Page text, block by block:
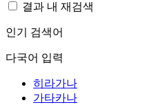
결과 내 재검색
인기 검색어
다국어 입력
히라가나
가타카나